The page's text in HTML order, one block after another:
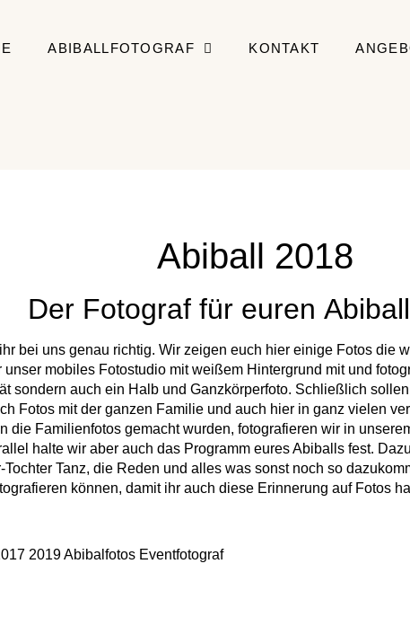
ABIBALLFOTOGRAF KONTAKT
Abiball 2018
Der Fotograf für euren
bei uns genau richtig. Wir zeigen euch hier einige Fotos die
mobiles Fotostudio mit weißem Hintergrund mit und
sondern auch ein Halb und Ganzkörperfoto. Schließlich
Fotos mit der ganzen Familie und auch hier in ganz vielen
die Familienfotos gemacht wurden, fotografieren wir in
halte wir aber auch das Programm eures Abiballs fest.
Tanz, die Reden und alles was sonst noch so
können, damit ihr auch diese Erinnerung auf Fotos